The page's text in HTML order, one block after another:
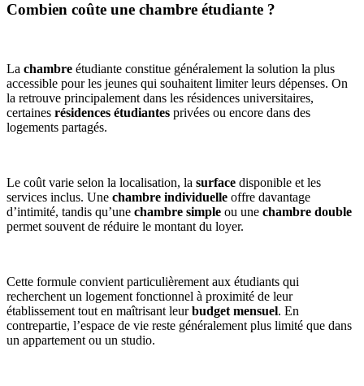
Combien coûte une chambre étudiante ?
La chambre étudiante constitue généralement la solution la plus
accessible pour les jeunes qui souhaitent limiter leurs dépenses. On
la retrouve principalement dans les résidences universitaires,
certaines résidences étudiantes privées ou encore dans des
logements partagés.
Le coût varie selon la localisation, la surface disponible et les
services inclus. Une chambre individuelle offre davantage
d’intimité, tandis qu’une chambre simple ou une chambre double
permet souvent de réduire le montant du loyer.
Cette formule convient particulièrement aux étudiants qui
recherchent un logement fonctionnel à proximité de leur
établissement tout en maîtrisant leurbudget mensuel. En
contrepartie, l’espace de vie reste généralement plus limité que dans
un appartement ou un studio.